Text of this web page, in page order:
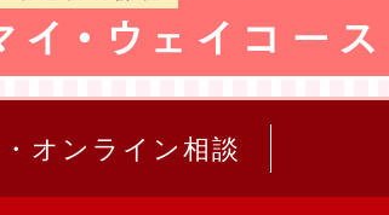
オンライン相談